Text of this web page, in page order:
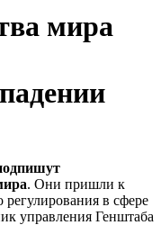
мира
. Они пришли к
в сфере
управления Генштаба